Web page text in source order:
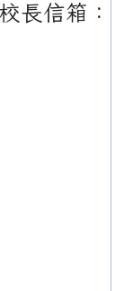
校長信箱：